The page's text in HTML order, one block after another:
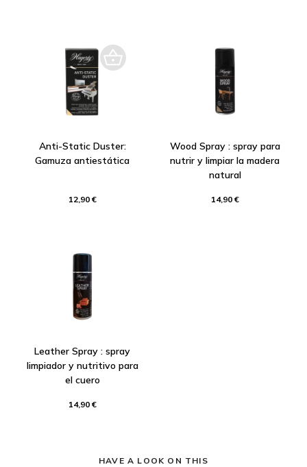
Anti-Static Duster:
Gamuza antiestática
12,90 €
Wood Spray : spray para
nutrir y limpiar la madera
natural
14,90 €
Leather Spray : spray
limpiador y nutritivo para
el cuero
14,90 €
HAVE A LOOK ON THIS